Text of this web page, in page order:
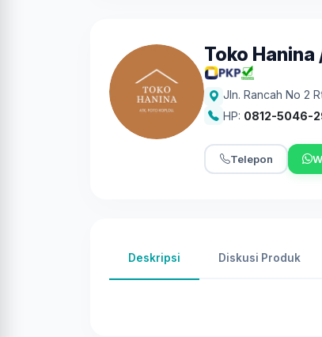
Toko
Jln. Rancah No 2
HP: 0812-5046-
Telepon
Deskripsi Diskusi Produk